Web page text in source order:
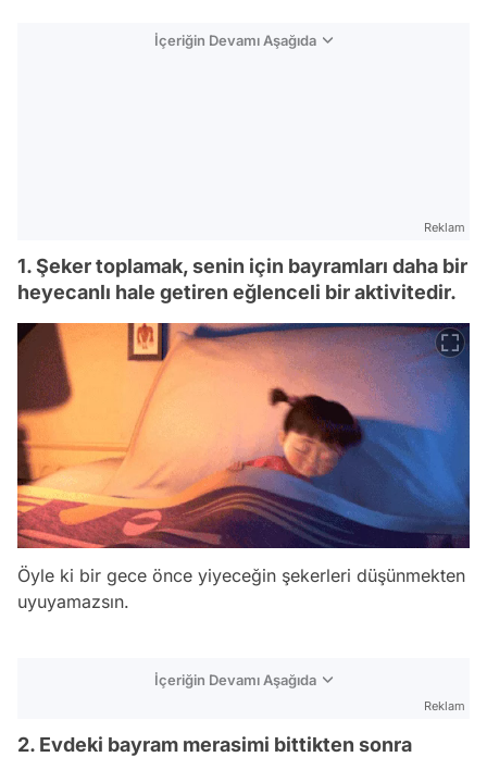
İçeriğin Devamı Aşağıda
Reklam
1. Şeker toplamak, senin için bayramları daha bir
heyecanlı hale getiren eğlenceli bir aktivitedir.
Öyle ki bir gece önce yiyeceğin şekerleri düşünmekten
uyuyamazsın.
İçeriğin Devamı Aşağıda
Reklam
2. Evdeki bayram merasimi bittikten sonra